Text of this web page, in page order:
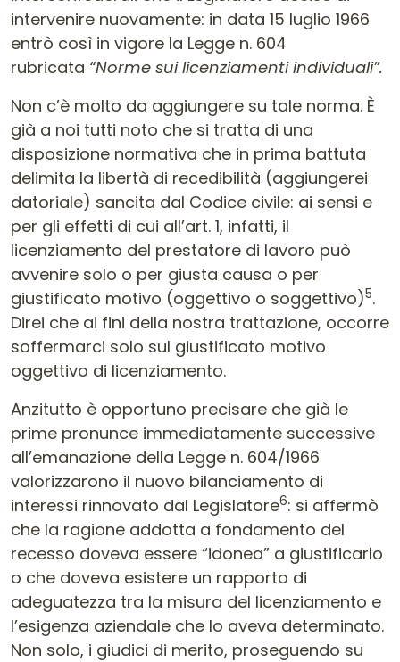
intervenire nuovamente: in data 15 luglio 1966
entrò così in vigore la Legge n. 604
rubricata “Norme sui licenziamenti individuali”.
Non c’è molto da aggiungere su tale norma. È
già a noi tutti noto che si tratta di una
disposizione normativa che in prima battuta
delimita la libertà di recedibilità (aggiungerei
datoriale) sancita dal Codice civile: ai sensi e
per gli effetti di cui all’art. 1, infatti, il
licenziamento del prestatore di lavoro può
avvenire solo o per giusta causa o per
giustificato motivo (oggettivo o soggettivo)5.
Direi che ai fini della nostra trattazione, occorre
soffermarci solo sul giustificato motivo
oggettivo di licenziamento.
Anzitutto è opportuno precisare che già le
prime pronunce immediatamente successive
all’emanazione della Legge n. 604/1966
valorizzarono il nuovo bilanciamento di
interessi rinnovato dal Legislatore6: si affermò
che la ragione addotta a fondamento del
recesso doveva essere “idonea” a giustificarlo
o che doveva esistere un rapporto di
adeguatezza tra la misura del licenziamento e
l’esigenza aziendale che lo aveva determinato.
Non solo, i giudici di merito, proseguendo su